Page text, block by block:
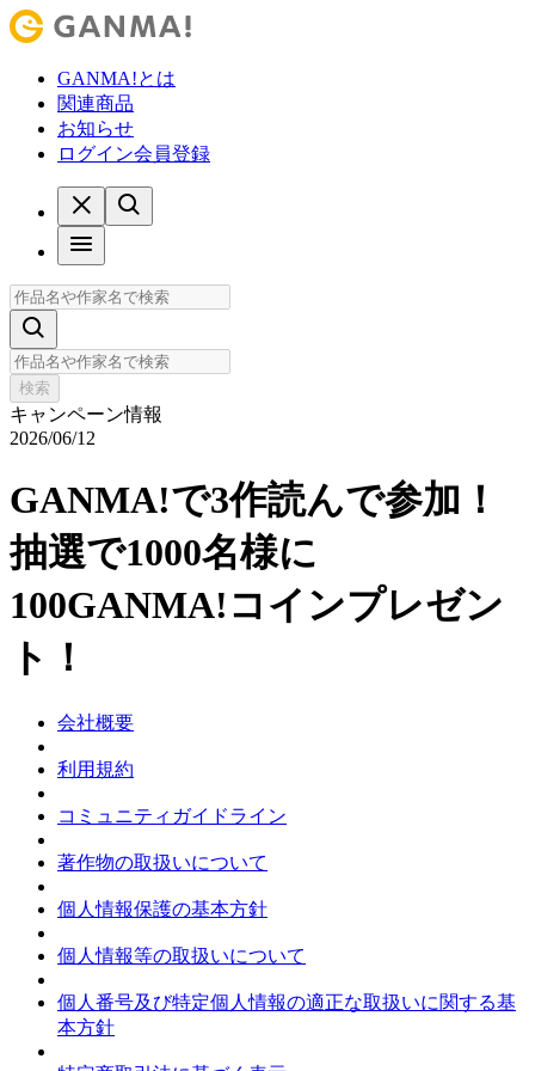
GANMA!とは
関連商品
お知らせ
ログイン会員登録
検索
キャンペーン情報
2026/06/12
GANMA!で3作読んで参加！
抽選で1000名様に
100GANMA!コインプレゼン
ト！
会社概要
利用規約
コミュニティガイドライン
著作物の取扱いについて
個人情報保護の基本方針
個人情報等の取扱いについて
個人番号及び特定個人情報の適正な取扱いに関する基
本方針